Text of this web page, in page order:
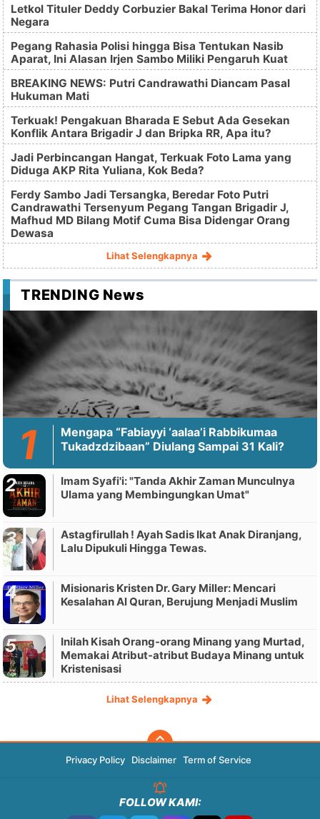
Letkol Tituler Deddy Corbuzier Bakal Terima Honor dari
Negara
Pegang Rahasia Polisi hingga Bisa Tentukan Nasib
Aparat, Ini Alasan Irjen Sambo Miliki Pengaruh Kuat
BREAKING NEWS: Putri Candrawathi Diancam Pasal
Hukuman Mati
Terkuak! Pengakuan Bharada E Sebut Ada Gesekan
Konflik Antara Brigadir J dan Bripka RR, Apa itu?
Jadi Perbincangan Hangat, Terkuak Foto Lama yang
Diduga AKP Rita Yuliana, Kok Beda?
Ferdy Sambo Jadi Tersangka, Beredar Foto Putri
Candrawathi Tersenyum Pegang Tangan Brigadir J,
Mafhud MD Bilang Motif Cuma Bisa Didengar Orang
Dewasa
Lihat Selengkapnya
TRENDING News
Mengapa “Fabiayyi ‘aalaa’i Rabbikumaa
Tukadzdzibaan” Diulang Sampai 31 Kali?
Imam Syafi'i: "Tanda Akhir Zaman Munculnya
Ulama yang Membingungkan Umat"
Astagfirullah ! Ayah Sadis Ikat Anak Diranjang,
Lalu Dipukuli Hingga Tewas.
Misionaris Kristen Dr. Gary Miller: Mencari
Kesalahan Al Quran, Berujung Menjadi Muslim
Inilah Kisah Orang-orang Minang yang Murtad,
Memakai Atribut-atribut Budaya Minang untuk
Kristenisasi
Lihat Selengkapnya
Privacy Policy Disclaimer Term of Service
FOLLOW KAMI: